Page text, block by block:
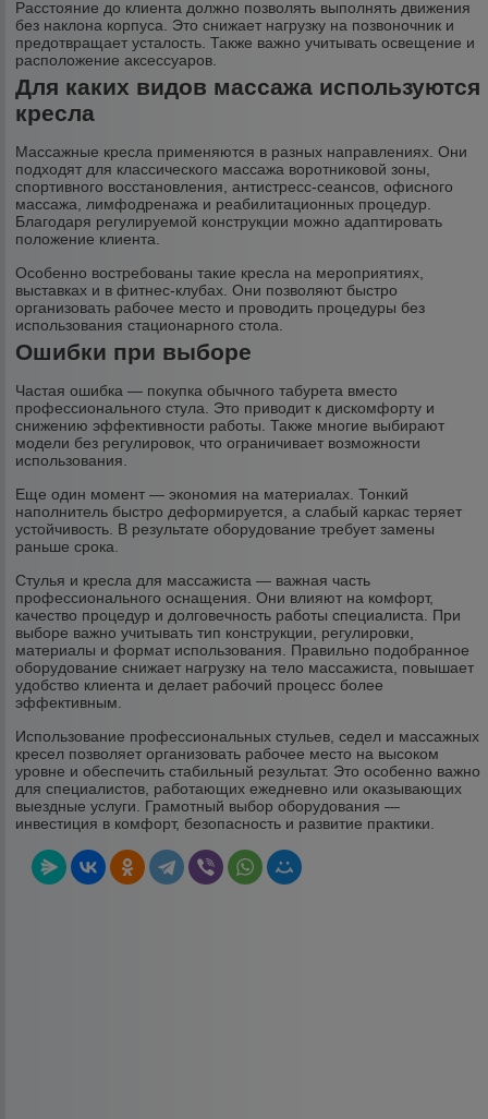
Расстояние до клиента должно позволять выполнять движения
без наклона корпуса. Это снижает нагрузку на позвоночник и
предотвращает усталость. Также важно учитывать освещение и
расположение аксессуаров.
Для каких видов массажа используются
кресла
Массажные кресла применяются в разных направлениях. Они
подходят для классического массажа воротниковой зоны,
спортивного восстановления, антистресс-сеансов, офисного
массажа, лимфодренажа и реабилитационных процедур.
Благодаря регулируемой конструкции можно адаптировать
положение клиента.
Особенно востребованы такие кресла на мероприятиях,
выставках и в фитнес-клубах. Они позволяют быстро
организовать рабочее место и проводить процедуры без
использования стационарного стола.
Ошибки при выборе
Частая ошибка — покупка обычного табурета вместо
профессионального стула. Это приводит к дискомфорту и
снижению эффективности работы. Также многие выбирают
модели без регулировок, что ограничивает возможности
использования.
Еще один момент — экономия на материалах. Тонкий
наполнитель быстро деформируется, а слабый каркас теряет
устойчивость. В результате оборудование требует замены
раньше срока.
Стулья и кресла для массажиста — важная часть
профессионального оснащения. Они влияют на комфорт,
качество процедур и долговечность работы специалиста. При
выборе важно учитывать тип конструкции, регулировки,
материалы и формат использования. Правильно подобранное
оборудование снижает нагрузку на тело массажиста, повышает
удобство клиента и делает рабочий процесс более
эффективным.
Использование профессиональных стульев, седел и массажных
кресел позволяет организовать рабочее место на высоком
уровне и обеспечить стабильный результат. Это особенно важно
для специалистов, работающих ежедневно или оказывающих
выездные услуги. Грамотный выбор оборудования —
инвестиция в комфорт, безопасность и развитие практики.